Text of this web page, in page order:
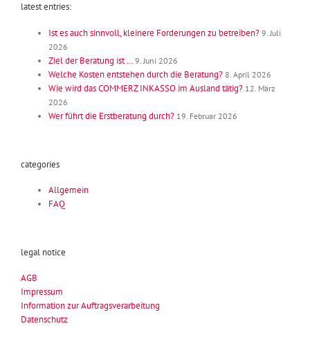
latest entries:
Ist es auch sinnvoll, kleinere Forderungen zu betreiben? 9. Juli
2026
Ziel der Beratung ist … 9. Juni 2026
Welche Kosten entstehen durch die Beratung? 8. April 2026
Wie wird das COMMERZ INKASSO im Ausland tätig? 12. März
2026
Wer führt die Erstberatung durch? 19. Februar 2026
categories
Allgemein
FAQ
legal notice
AGB
Impressum
Information zur Auftragsverarbeitung
Datenschutz